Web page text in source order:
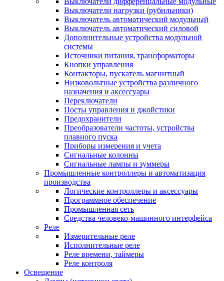
Выключатели нагрузки (рубильники)
Выключатель автоматический модульный
Выключатель автоматический силовой
Дополнительные устройства модульной
системы
Источники питания, трансформаторы
Кнопки управления
Контакторы, пускатель магнитный
Низковольтные устройства различного
назначения и аксессуары
Переключатели
Посты управления и джойстики
Предохранители
Преобразователи частоты, устройства
плавного пуска
Приборы измерения и учета
Сигнальные колонны
Сигнальные лампы и зуммеры
Промышленные контроллеры и автоматизация
производства
Логические контроллеры и аксессуары
Программное обеспечение
Промышленная сеть
Средства человеко-машинного интерфейса
Реле
Измерительные реле
Исполнительные реле
Реле времени, таймеры
Реле контроля
Освещение